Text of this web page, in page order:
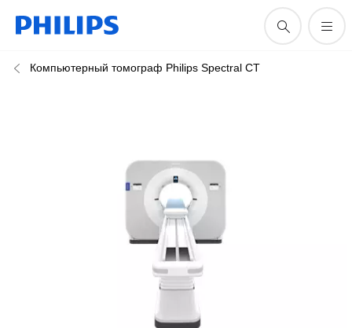
Компьютерный томограф Philips Spectral CT